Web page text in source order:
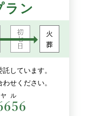
ラン
しています。
せください。
ル